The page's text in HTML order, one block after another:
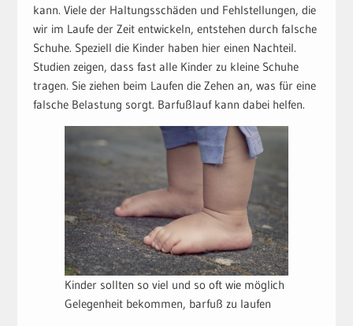
kann. Viele der Haltungsschäden und Fehlstellungen, die
wir im Laufe der Zeit entwickeln, entstehen durch falsche
Schuhe. Speziell die Kinder haben hier einen Nachteil.
Studien zeigen, dass fast alle Kinder zu kleine Schuhe
tragen. Sie ziehen beim Laufen die Zehen an, was für eine
falsche Belastung sorgt. Barfußlauf kann dabei helfen.
Kinder sollten so viel und so oft wie möglich
Gelegenheit bekommen, barfuß zu laufen